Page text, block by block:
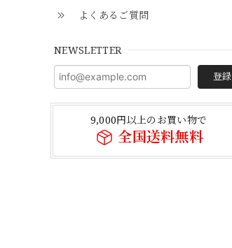
よくあるご質問
NEWSLETTER
登録
9,000円以上のお買い物で
全国送料無料